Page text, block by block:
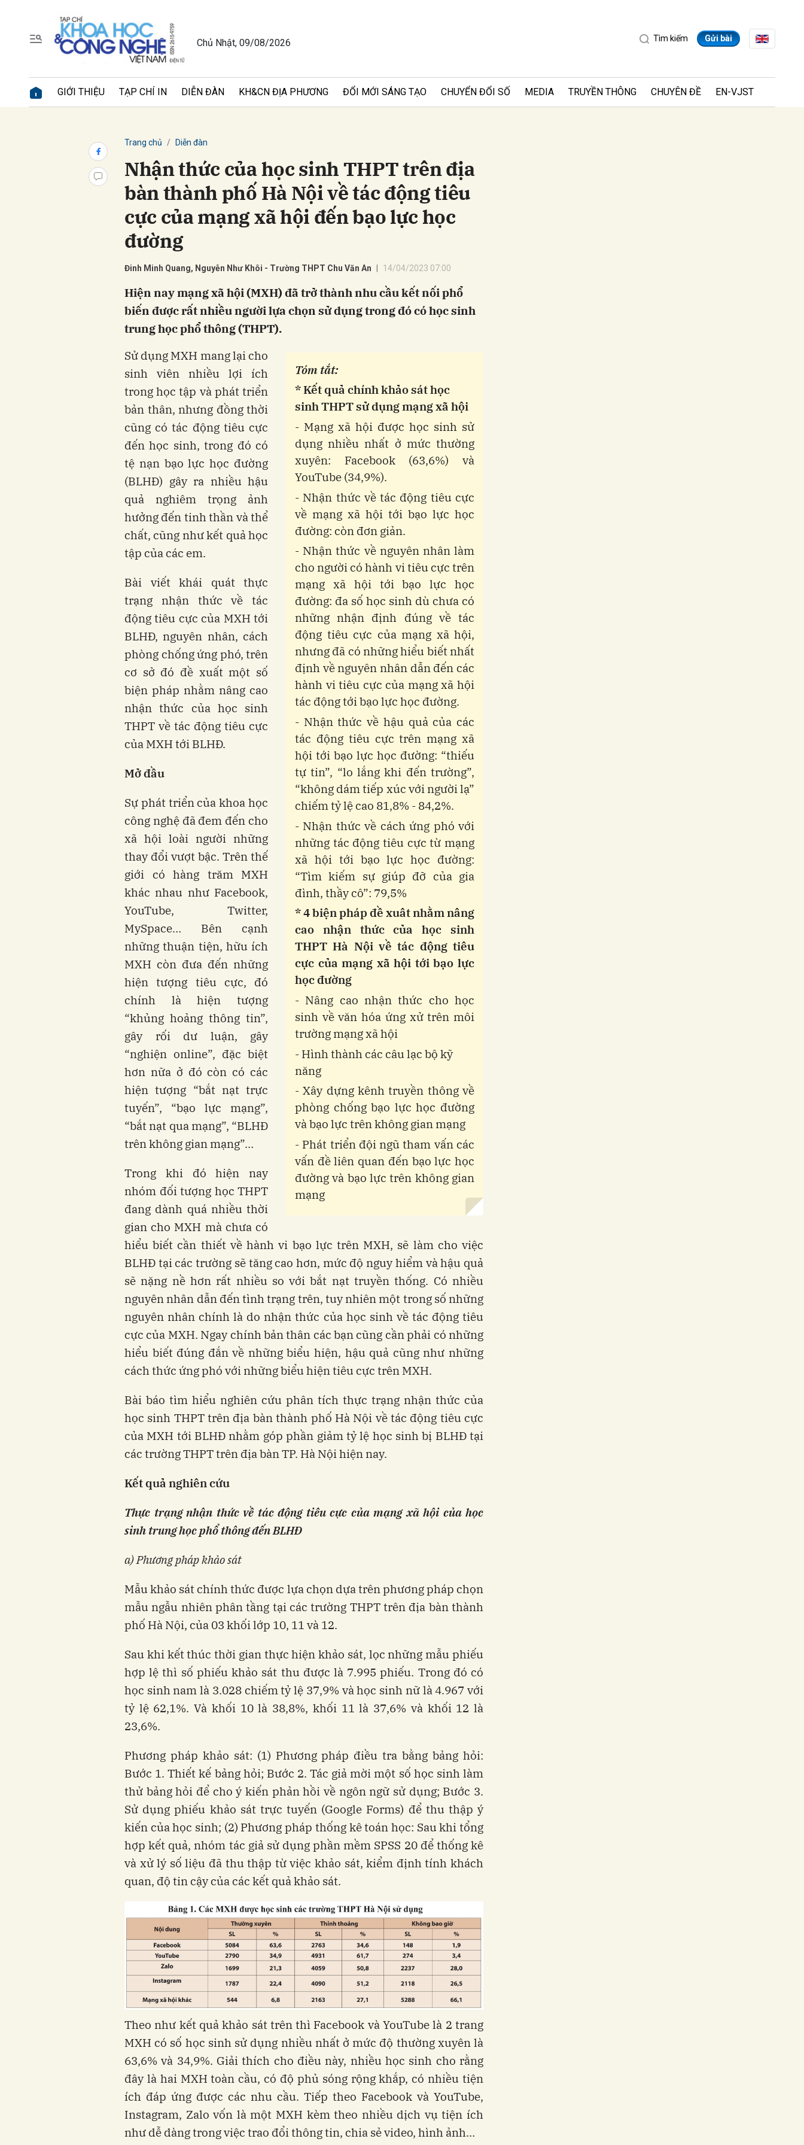
Chủ Nhật, 09/08/2026 Tìm kiếm Gửi bài
GIỚI THIỆU TẠP CHÍ IN DIỄN ĐÀN KH&CN ĐỊA PHƯƠNG ĐỔI MỚI SÁNG TẠO CHUYỂN ĐỔI SỐ MEDIA TRUYỀN THÔNG CHUYÊN ĐỀ EN-VJST
Trang chủ Diễn đàn
Nhận thức của học sinh THPT trên địa
bàn thành phố Hà Nội về tác động tiêu
cực của mạng xã hội đến bạo lực học
đường
Đinh Minh Quang, Nguyễn Như Khôi - Trường THPT Chu Văn An 14/04/2023 07:00
Hiện nay mạng xã hội (MXH) đã trở thành nhu cầu kết nối phổ
biến được rất nhiều người lựa chọn sử dụng trong đó có học sinh
trung học phổ thông (THPT).
Tóm tắt:
* Kết quả chính khảo sát học
sinh THPT sử dụng mạng xã hội
- Mạng xã hội được học sinh sử
dụng nhiều nhất ở mức thường
xuyên: Facebook (63,6%) và
YouTube (34,9%).
- Nhận thức về tác động tiêu cực
về mạng xã hội tới bạo lực học
đường: còn đơn giản.
- Nhận thức về nguyên nhân làm
cho người có hành vi tiêu cực trên
mạng xã hội tới bạo lực học
đường: đa số học sinh dù chưa có
những nhận định đúng về tác
động tiêu cực của mạng xã hội,
nhưng đã có những hiểu biết nhất
định về nguyên nhân dẫn đến các
hành vi tiêu cực của mạng xã hội
tác động tới bạo lực học đường.
- Nhận thức về hậu quả của các
tác động tiêu cực trên mạng xã
hội tới bạo lực học đường: “thiếu
tự tin”, “lo lắng khi đến trường”,
“không dám tiếp xúc với người lạ”
chiếm tỷ lệ cao 81,8% - 84,2%.
- Nhận thức về cách ứng phó với
những tác động tiêu cực từ mạng
xã hội tới bạo lực học đường:
“Tìm kiếm sự giúp đỡ của gia
đình, thầy cô”: 79,5%
* 4 biện pháp đề xuât nhằm nâng
cao nhận thức của học sinh
THPT Hà Nội về tác động tiêu
cực của mạng xã hội tới bạo lực
học đường
- Nâng cao nhận thức cho học
sinh về văn hóa ứng xử trên môi
trường mạng xã hội
- Hình thành các câu lạc bộ kỹ
năng
- Xây dựng kênh truyền thông về
phòng chống bạo lực học đường
và bạo lực trên không gian mạng
- Phát triển đội ngũ tham vấn các
vấn đề liên quan đến bạo lực học
đường và bạo lực trên không gian
mạng
Sử dụng MXH mang lại cho
sinh viên nhiều lợi ích
trong học tập và phát triển
bản thân, nhưng đồng thời
cũng có tác động tiêu cực
đến học sinh, trong đó có
tệ nạn bạo lực học đường
(BLHĐ) gây ra nhiều hậu
quả nghiêm trọng ảnh
hưởng đến tinh thần và thể
chất, cũng như kết quả học
tập của các em.
Bài viết khái quát thực
trạng nhận thức về tác
động tiêu cực của MXH tới
BLHĐ, nguyên nhân, cách
phòng chống ứng phó, trên
cơ sở đó đề xuất một số
biện pháp nhằm nâng cao
nhận thức của học sinh
THPT về tác động tiêu cực
của MXH tới BLHĐ.
Mở đầu
Sự phát triển của khoa học
công nghệ đã đem đến cho
xã hội loài người những
thay đổi vượt bậc. Trên thế
giới có hàng trăm MXH
khác nhau như Facebook,
YouTube, Twitter,
MySpace… Bên cạnh
những thuận tiện, hữu ích
MXH còn đưa đến những
hiện tượng tiêu cực, đó
chính là hiện tượng
“khủng hoảng thông tin”,
gây rối dư luận, gây
“nghiện online”, đặc biệt
hơn nữa ở đó còn có các
hiện tượng “bắt nạt trực
tuyến”, “bạo lực mạng”,
“bắt nạt qua mạng”, “BLHĐ
trên không gian mạng”…
Trong khi đó hiện nay
nhóm đối tượng học THPT
đang dành quá nhiều thời
gian cho MXH mà chưa có
hiểu biết cần thiết về hành vi bạo lực trên MXH, sẽ làm cho việc
BLHĐ tại các trường sẽ tăng cao hơn, mức độ nguy hiểm và hậu quả
sẽ nặng nề hơn rất nhiều so với bắt nạt truyền thống. Có nhiều
nguyên nhân dẫn đến tình trạng trên, tuy nhiên một trong số những
nguyên nhân chính là do nhận thức của học sinh về tác động tiêu
cực của MXH. Ngay chính bản thân các bạn cũng cần phải có những
hiểu biết đúng đắn về những biểu hiện, hậu quả cũng như những
cách thức ứng phó với những biểu hiện tiêu cực trên MXH.
Bài báo tìm hiểu nghiên cứu phân tích thực trạng nhận thức của
học sinh THPT trên địa bàn thành phố Hà Nội về tác động tiêu cực
của MXH tới BLHĐ nhằm góp phần giảm tỷ lệ học sinh bị BLHĐ tại
các trường THPT trên địa bàn TP. Hà Nội hiện nay.
Kết quả nghiên cứu
Thực trạng nhận thức về tác động tiêu cực của mạng xã hội của học
sinh trung học phổ thông đến BLHĐ
a) Phương pháp khảo sát
Mẫu khảo sát chính thức được lựa chọn dựa trên phương pháp chọn
mẫu ngẫu nhiên phân tầng tại các trường THPT trên địa bàn thành
phố Hà Nội, của 03 khối lớp 10, 11 và 12.
Sau khi kết thúc thời gian thực hiện khảo sát, lọc những mẫu phiếu
hợp lệ thì số phiếu khảo sát thu được là 7.995 phiếu. Trong đó có
học sinh nam là 3.028 chiếm tỷ lệ 37,9% và học sinh nữ là 4.967 với
tỷ lệ 62,1%. Và khối 10 là 38,8%, khối 11 là 37,6% và khối 12 là
23,6%.
Phương pháp khảo sát: (1) Phương pháp điều tra bằng bảng hỏi:
Bước 1. Thiết kế bảng hỏi; Bước 2. Tác giả mời một số học sinh làm
thử bảng hỏi để cho ý kiến phản hồi về ngôn ngữ sử dụng; Bước 3.
Sử dụng phiếu khảo sát trực tuyến (Google Forms) để thu thập ý
kiến của học sinh; (2) Phương pháp thống kê toán học: Sau khi tổng
hợp kết quả, nhóm tác giả sử dụng phần mềm SPSS 20 để thống kê
và xử lý số liệu đã thu thập từ việc khảo sát, kiểm định tính khách
quan, độ tin cậy của các kết quả khảo sát.
Theo như kết quả khảo sát trên thì Facebook và YouTube là 2 trang
MXH có số học sinh sử dụng nhiều nhất ở mức độ thường xuyên là
63,6% và 34,9%. Giải thích cho điều này, nhiều học sinh cho rằng
đây là hai MXH toàn cầu, có độ phủ sóng rộng khắp, có nhiều tiện
ích đáp ứng được các nhu cầu. Tiếp theo Facebook và YouTube,
Instagram, Zalo vốn là một MXH kèm theo nhiều dịch vụ tiện ích
như dễ dàng trong việc trao đổi thông tin, chia sẻ video, hình ảnh…